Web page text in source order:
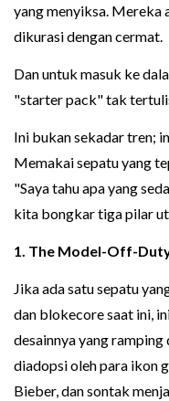
yang menyiksa. Mereka
dikurasi dengan cermat.
Dan untuk masuk ke
"starter pack" tak
Ini bukan sekadar tren;
Memakai sepatu yang
"Saya tahu apa yang
kita bongkar tiga pilar
1. The Model-Off-
Jika ada satu sepatu
dan blokecore saat ini,
desainnya yang
diadopsi oleh para ikon
Bieber, dan sontak